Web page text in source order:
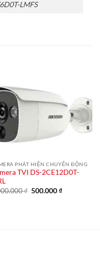
LMFS
PHÁT HIỆN CHUYỂN ĐỘNG
TVI DS-2CE12D0T-
₫ Giá
500.000₫Giá